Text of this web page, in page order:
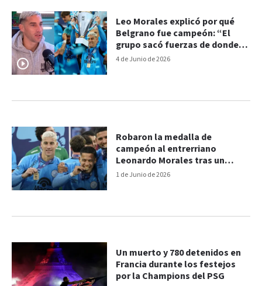
4 de Junio de 2026
Leo Morales explicó por qué
Belgrano fue campeón: “El
grupo sacó fuerzas de donde
no las tenía”
1 de Junio de 2026
Robaron la medalla de
campeón al entrerriano
Leonardo Morales tras un
asalto en su casa
Un muerto y 780 detenidos en
Francia durante los festejos
por la Champions del PSG